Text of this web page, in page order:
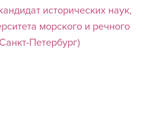
исторических наук,
морского и речного
Петербург)